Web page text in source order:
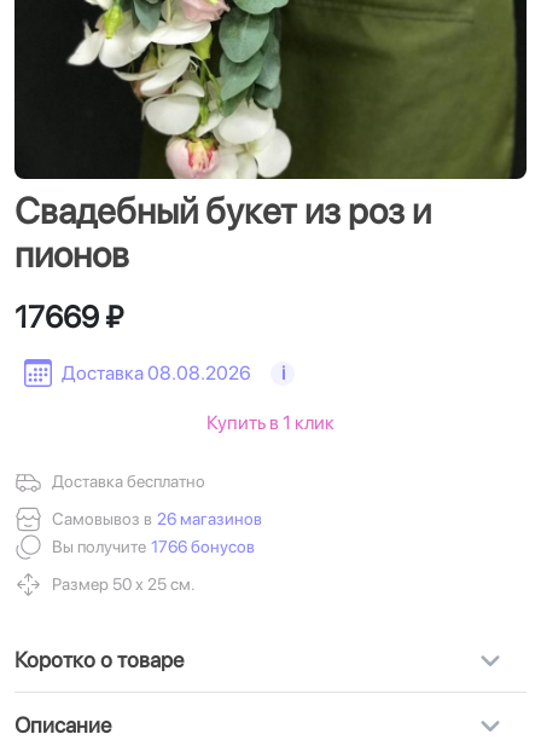
Свадебный букет из роз и
пионов
Доставка 08.08.2026 i
17669 ₽
Доставка бесплатно
Самовывоз в 26 магазинов
Вы получите 1766 бонусов
Размер 50 х 25 см.
Купить в 1 клик
Коротко о товаре
Описание